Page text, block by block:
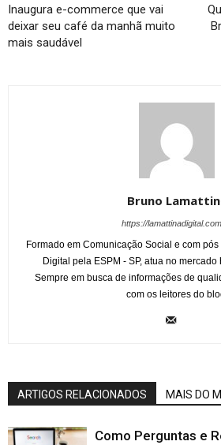
Inaugura e-commerce que vai
deixar seu café da manhã muito
mais saudável
Bruno
https://
Formado em Comunicação Social e com
Digital pela ESPM - SP, atua no
Sempre em busca de informações de
com os leitores do
ARTIGOS RELACIONADOS MAIS DO
Como Perguntas e